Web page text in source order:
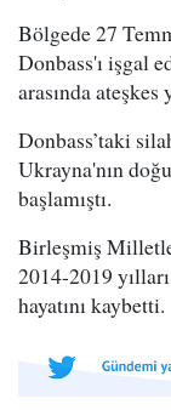
Bölgede 27
Donbass'ı işgal
arasında
Donbass’taki
Ukrayna'nın
başlamıştı.
Birleşmiş
2014-2019
hayatını kaybetti.